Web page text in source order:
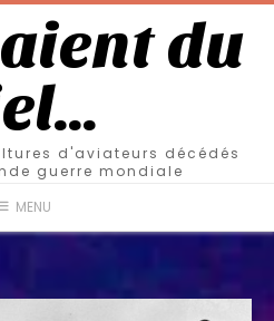
du
d'aviateurs décédés
guerre mondiale
MENU